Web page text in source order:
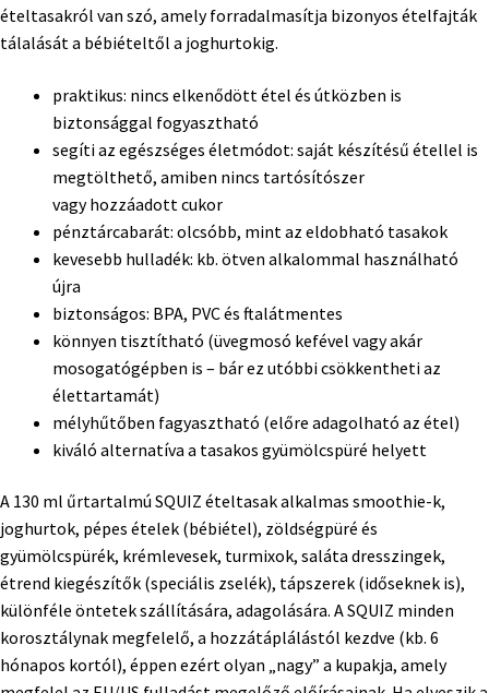
ételtasakról van szó, amely forradalmasítja bizonyos ételfajták
tálalását a bébiételtől a joghurtokig.
praktikus: nincs elkenődött étel és útközben is
biztonsággal fogyasztható
segíti az egészséges életmódot: saját készítésű étellel is
megtölthető, amiben nincs tartósítószer
vagy hozzáadott cukor
pénztárcabarát: olcsóbb, mint az eldobható tasakok
kevesebb hulladék: kb. ötven alkalommal használható
újra
biztonságos: BPA, PVC és ftalátmentes
könnyen tisztítható (üvegmosó kefével vagy akár
mosogatógépben is – bár ez utóbbi csökkentheti az
élettartamát)
mélyhűtőben fagyasztható (előre adagolható az étel)
kiváló alternatíva a tasakos gyümölcspüré helyett
A 130 ml űrtartalmú SQUIZ ételtasak alkalmas smoothie-k,
joghurtok, pépes ételek (bébiétel), zöldségpüré és
gyümölcspürék, krémlevesek, turmixok, saláta dresszingek,
étrend kiegészítők (speciális zselék), tápszerek (időseknek is),
különféle öntetek szállítására, adagolására. A SQUIZ minden
korosztálynak megfelelő, a hozzátáplálástól kezdve (kb. 6
hónapos kortól), éppen ezért olyan „nagy” a kupakja, amely